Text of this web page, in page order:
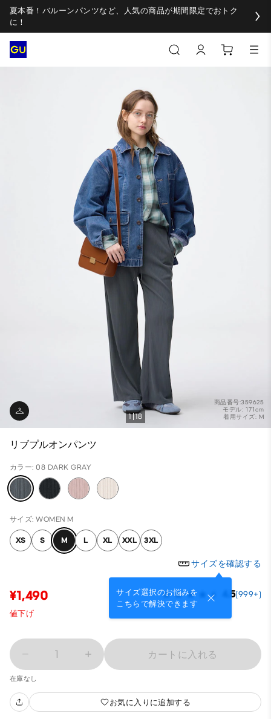
夏本番！バルーンパンツなど、人気の商品が期間限定でおトク
に！
商品番号:359625
モデル: 171cm
着用サイズ: M
1 18
リブプルオンパンツ
カラー: 08 DARK GRAY
サイズ: WOMEN M
XS S M L XL XXL 3XL
サイズを確認する
サイズ選択のお悩みを
こちらで解決できます
¥1,490 4.5(999+)
値下げ
1 カートに入れる
在庫なし
お気に入りに追加する